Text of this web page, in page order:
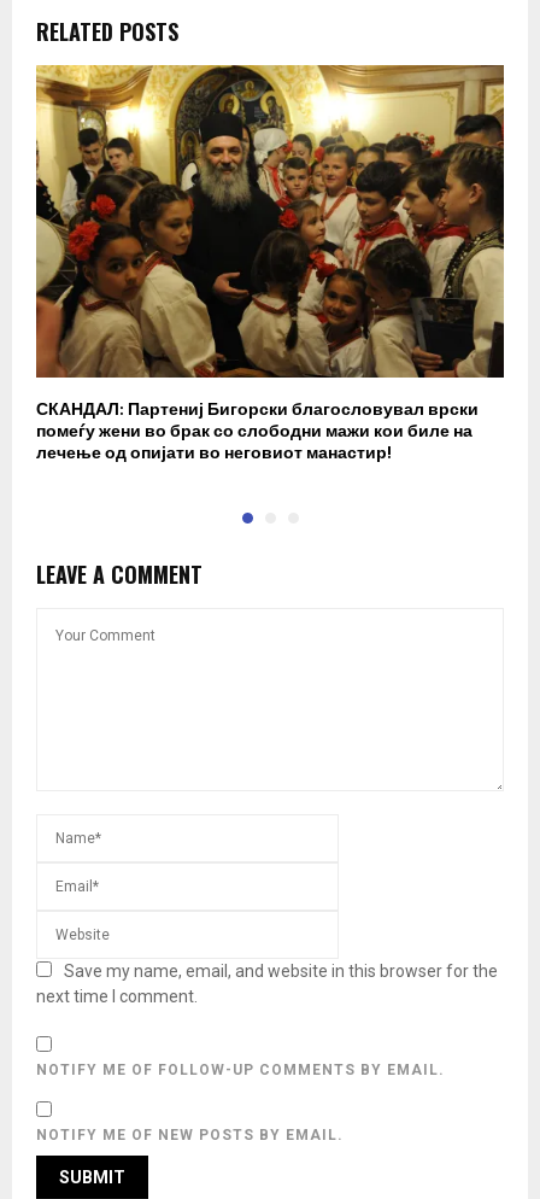
RELATED POSTS
СКАНДАЛ: Партениј Бигорски благословувал врски
помеѓу жени во брак со слободни мажи кои биле на
лечење од опијати во неговиот манастир!
LEAVE A COMMENT
Save my name, email, and website in this browser for the
next time I comment.
NOTIFY ME OF FOLLOW-UP COMMENTS BY EMAIL.
NOTIFY ME OF NEW POSTS BY EMAIL.